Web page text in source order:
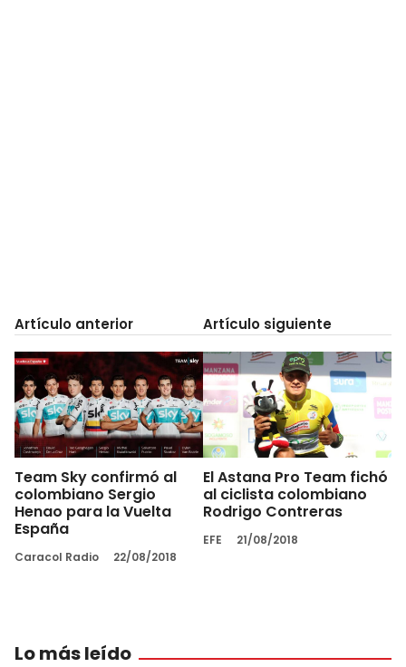
Artículo anterior
Team Sky confirmó al
colombiano Sergio
Henao para la Vuelta
España
Caracol Radio 22/08/2018
Artículo siguiente
El Astana Pro Team fichó
al ciclista colombiano
Rodrigo Contreras
EFE 21/08/2018
Lo más leído